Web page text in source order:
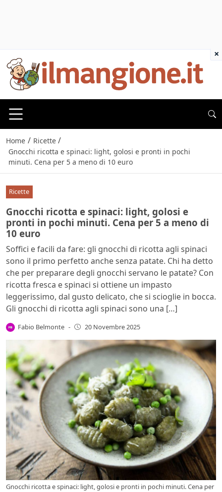
Home / Ricette /
Gnocchi ricotta e spinaci: light, golosi e pronti in pochi
minuti. Cena per 5 a meno di 10 euro
Ricette
Gnocchi ricotta e spinaci: light, golosi e
pronti in pochi minuti. Cena per 5 a meno di
10 euro
Soffici e facili da fare: gli gnocchi di ricotta agli spinaci
sono il primo perfetto anche senza patate. Chi ha detto
che per preparare degli gnocchi servano le patate? Con
ricotta fresca e spinaci si ottiene un impasto
leggerissimo, dal gusto delicato, che si scioglie in bocca.
Gli gnocchi di ricotta agli spinaci sono una […]
Fabio Belmonte - 20 Novembre 2025
Gnocchi ricotta e spinaci: light, golosi e pronti in pochi minuti. Cena per
×